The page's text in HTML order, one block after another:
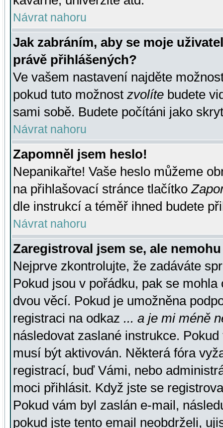
Návrat nahoru
Jak zabráním, aby se moje
právě přihlášených?
Ve vašem nastavení najděte
pokud tuto možnost zvolíte budete
sami sobě. Budete počítáni jako
Návrat nahoru
Zapomněl jsem heslo!
Nepanikařte! Vaše heslo můžeme
na přihlašovací stránce tlačítko
dle instrukcí a téměř ihned budete
Návrat nahoru
Zaregistroval jsem se, ale
Nejprve zkontrolujte, že zadáváte
Pokud jsou v pořádku, pak se
dvou věcí. Pokud je umožněna
registraci na odkaz ... a je mi méně
následovat zaslané instrukce.
musí být aktivován. Některá fóra
registrací, buď Vámi, nebo
moci přihlásit. Když jste se
Pokud vám byl zaslán e-mail,
pokud jste tento email neobdrželi,